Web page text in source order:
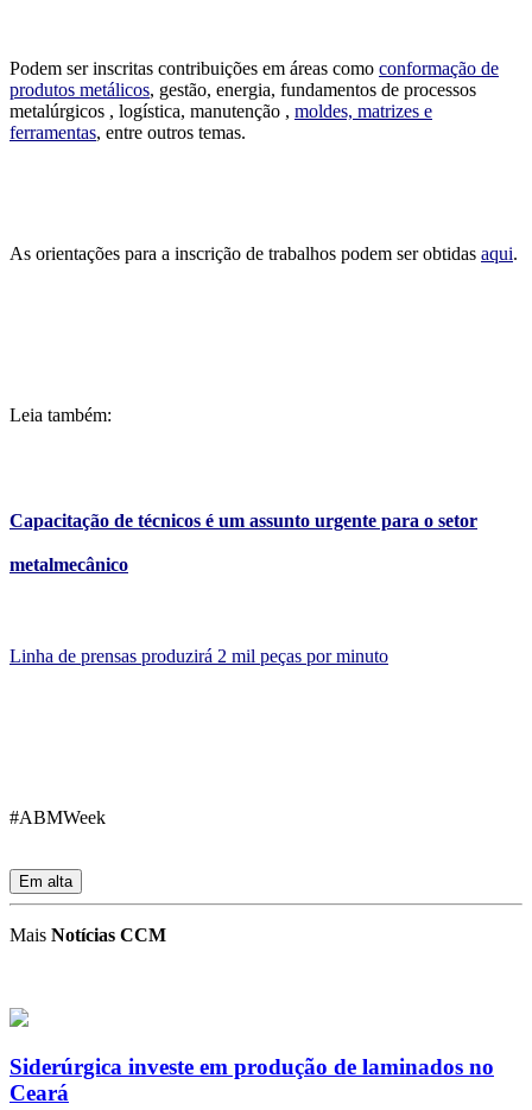
Podem ser inscritas contribuições em áreas como conformação de
produtos metálicos, gestão, energia, fundamentos de processos
metalúrgicos , logística, manutenção , moldes, matrizes e
ferramentas, entre outros temas.
As orientações para a inscrição de trabalhos podem ser obtidas aqui.
Leia também:
Capacitação de técnicos é um assunto urgente para o setor
metalmecânico
Linha de prensas produzirá 2 mil peças por minuto
#ABMWeek
Em alta
Mais Notícias CCM
Siderúrgica investe em produção de laminados no
Ceará